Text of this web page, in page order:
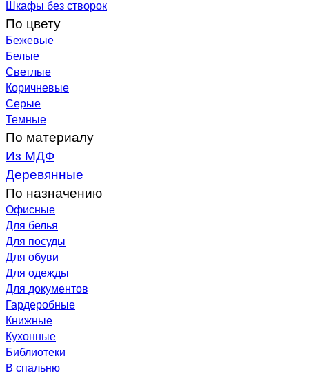
Шкафы без створок
По цвету
Бежевые
Белые
Светлые
Коричневые
Серые
Темные
По материалу
Из МДФ
Деревянные
По назначению
Офисные
Для белья
Для посуды
Для обуви
Для одежды
Для документов
Гардеробные
Книжные
Кухонные
Библиотеки
В спальню